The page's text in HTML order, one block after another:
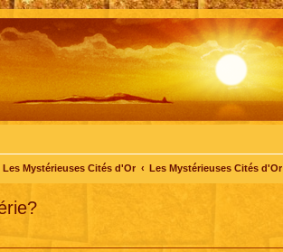
Les Mystérieuses Cités d'Or Les Mystérieuses Cités d'Or